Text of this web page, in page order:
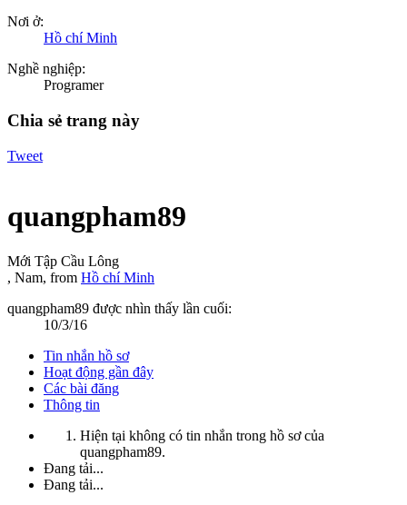
Nơi ở:
Hồ chí Minh
Nghề nghiệp:
Programer
Chia sẻ trang này
Tweet
quangpham89
Mới Tập Cầu Lông
, Nam, from Hồ chí Minh
quangpham89 được nhìn thấy lần cuối:
10/3/16
Tin nhắn hồ sơ
Hoạt động gần đây
Các bài đăng
Thông tin
Hiện tại không có tin nhắn trong hồ sơ của
quangpham89.
Đang tải...
Đang tải...